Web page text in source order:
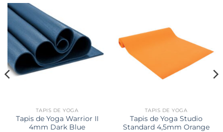
TAPIS DE YOGA
Tapis de Yoga Warrior II
4mm Dark Blue
TAPIS DE YOGA
Tapis de Yoga Studio
Standard 4,5mm Orange